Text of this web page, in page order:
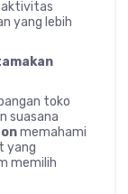
aktivitas
yang lebih
toko
suasana
memahami
yang
memilih